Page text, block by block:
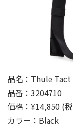
品名：Thule
品番：3204710
価格：¥14,850 (
カラー：Black